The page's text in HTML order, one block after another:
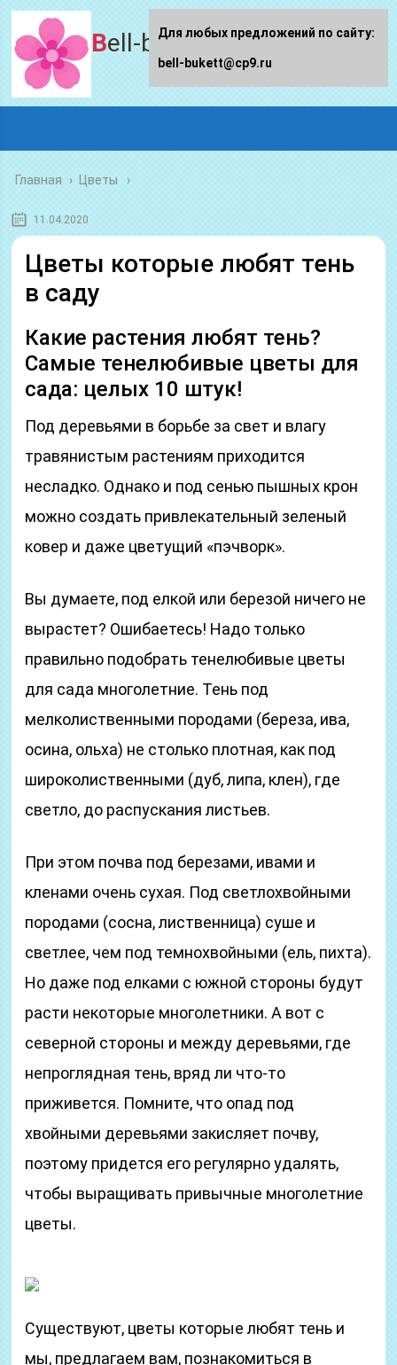
Bell-bukett.ru
Главная › Цветы
11.04.2020
Цветы которые любят тень
в саду
Какие растения любят тень?
Самые тенелюбивые цветы для
сада: целых 10 штук!
Под деревьями в борьбе за свет и влагу
травянистым растениям приходится
несладко. Однако и под сенью пышных крон
можно создать привлекательный зеленый
ковер и даже цветущий «пэчворк».
Вы думаете, под елкой или березой ничего не
вырастет? Ошибаетесь! Надо только
правильно подобрать тенелюбивые цветы
для сада многолетние. Тень под
мелколиственными породами (береза, ива,
осина, ольха) не столько плотная, как под
широколиственными (дуб, липа, клен), где
светло, до распускания листьев.
При этом почва под березами, ивами и
кленами очень сухая. Под светлохвойными
породами (сосна, лиственница) суше и
светлее, чем под темнохвойными (ель, пихта).
Но даже под елками с южной стороны будут
расти некоторые многолетники. А вот с
северной стороны и между деревьями, где
непроглядная тень, вряд ли что-то
приживется. Помните, что опад под
хвойными деревьями закисляет почву,
поэтому придется его регулярно удалять,
чтобы выращивать привычные многолетние
цветы.
Существуют, цветы которые любят тень и
мы, предлагаем вам, познакомиться в
Для любых предложений по сайту:
bell-bukett@cp9.ru